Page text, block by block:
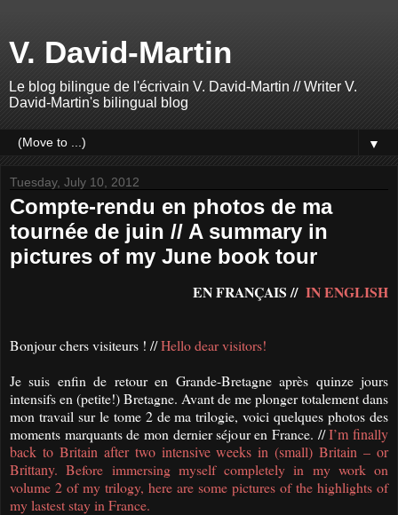
V. David-Martin
Le blog bilingue de l'écrivain V. David-Martin // Writer V.
David-Martin's bilingual blog
▼
Tuesday, July 10, 2012
Compte-rendu en photos de ma
tournée de juin // A summary in
pictures of my June book tour
EN FRANÇAIS // IN ENGLISH
Bonjour chers visiteurs ! //Hello dear visitors!
Je suis enfin de retour en Grande-Bretagne après quinze jours
intensifs en (petite!) Bretagne. Avant de me plonger totalement dans
mon travail sur le tome 2 de ma trilogie, voici quelques photos des
moments marquants de mon dernier séjour en France. //I’m finally
back to Britain after two intensive weeks in (small) Britain – or
Brittany.Before immersing myself completely in my work on
volume 2 of my trilogy, here are some pictures of the highlights of
my lastest stay in France.